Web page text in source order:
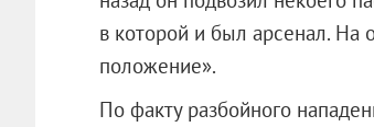
в которой и был арсенал. На
положение».
По факту разбойного